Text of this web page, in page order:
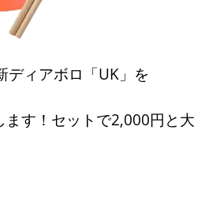
ディアボロ「UK」を
す！セットで2,000円と大